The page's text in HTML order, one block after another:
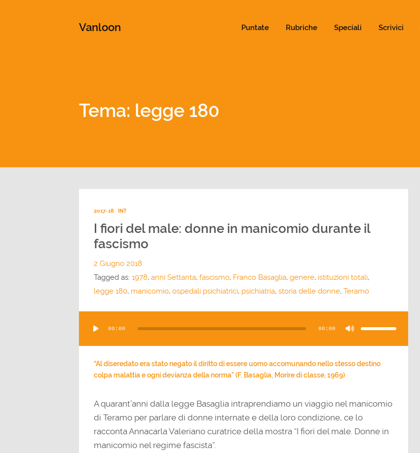
Vanloon Puntate Rubriche Speciali Scrivici
Tema: legge 180
2017-18 INT
I fiori del male: donne in manicomio durante il
fascismo
2 Giugno 2018
Tagged as: 1978, anni Settanta, fascismo, Franco Basaglia, genere, istituzioni totali,
legge 180, manicomio, ospedali psichiatrici, psichiatria, storia delle donne, Teramo
Player
00:00 00:00
Usa
freccia
aumentare
il
volume.
“Al diseredato era stato negato il diritto di essere uomo accomunando nello stesso destino
colpa malattia e ogni devianza della norma” (F. Basaglia, Morire di classe, 1969)
A quarant’anni dalla legge Basaglia intraprendiamo un viaggio nel manicomio
di Teramo per parlare di donne internate e della loro condizione, ce lo
racconta Annacarla Valeriano curatrice della mostra “I fiori del male. Donne in
manicomio nel regime fascista”.